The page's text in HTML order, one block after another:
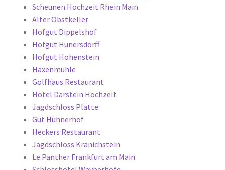
Scheunen Hochzeit Rhein Main
Alter Obstkeller
Hofgut Dippelshof
Hofgut Hünersdorff
Hofgut Hohenstein
Haxenmühle
Golfhaus Restaurant
Hotel Darstein Hochzeit
Jagdschloss Platte
Gut Hühnerhof
Heckers Restaurant
Jagdschloss Kranichstein
Le Panther Frankfurt am Main